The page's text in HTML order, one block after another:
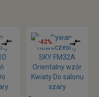
-42%